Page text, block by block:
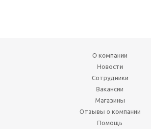
О компании
Новости
Сотрудники
Вакансии
Магазины
Отзывы о компании
Помощь